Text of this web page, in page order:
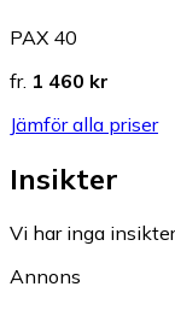
PAX 40
fr. 1 460 kr
Jämför alla priser
Insikter
Vi har inga
Annons